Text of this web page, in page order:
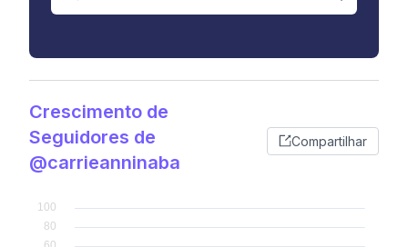
Crescimento de
Seguidores de
@carrieanninaba
Compartilhar